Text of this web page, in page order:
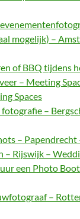
mogelijk) –
of BBQ tijdens
– Meeting
Spaces
–
–
– Rijswijk –
een Photo
–